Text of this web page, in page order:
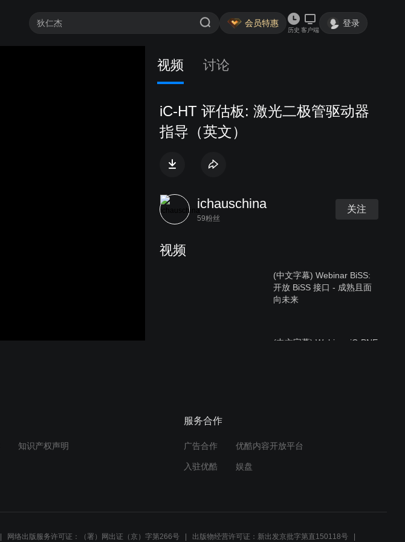
会员特惠
历史 客户端
登录
视频 讨论
iC-HT 评估板: 激光二极管驱动器
指导（英文）
ichauschina
59粉丝
关注
视频
(中文字幕) Webinar BiSS:
开放 BiSS 接口 - 成熟且面
向未来
(中文字幕) Webinar iC-PNE
知识产权声明
服务合作
广告合作 优酷内容开放平台
入驻优酷 娱盘
网络出版服务许可证：（署）网出证（京）字第266号 出版物经营许可证：新出发京批字第直150118号